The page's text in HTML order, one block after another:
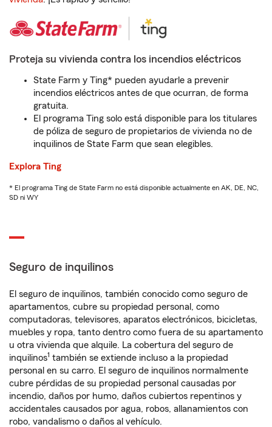
Proteja su vivienda contra los incendios eléctricos
State Farm y Ting* pueden ayudarle a prevenir
incendios eléctricos antes de que ocurran, de forma
gratuita.
El programa Ting solo está disponible para los titulares
de póliza de seguro de propietarios de vivienda no de
inquilinos de State Farm que sean elegibles.
Explora Ting
* El programa Ting de State Farm no está disponible actualmente en AK, DE, NC,
SD ni WY
Seguro de inquilinos
El seguro de inquilinos, también conocido como seguro de
apartamentos, cubre su propiedad personal, como
computadoras, televisores, aparatos electrónicos, bicicletas,
muebles y ropa, tanto dentro como fuera de su apartamento
u otra vivienda que alquile. La cobertura del seguro de
inquilinos1 también se extiende incluso a la propiedad
personal en su carro. El seguro de inquilinos normalmente
cubre pérdidas de su propiedad personal causadas por
incendio, daños por humo, daños cubiertos repentinos y
accidentales causados por agua, robos, allanamientos con
robo, vandalismo o daños al vehículo.